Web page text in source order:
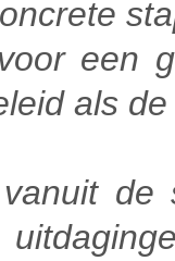
een
als
de